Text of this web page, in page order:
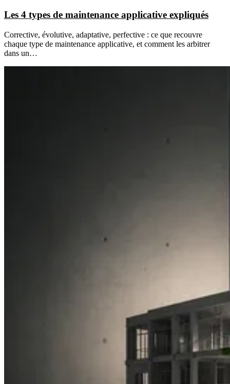
Les 4 types de maintenance applicative expliqués
Corrective, évolutive, adaptative, perfective : ce que recouvre
chaque type de maintenance applicative, et comment les arbitrer
dans un…